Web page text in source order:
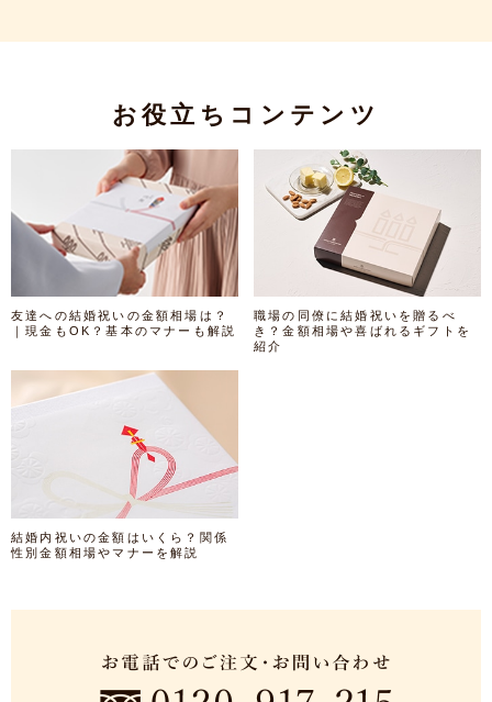
お役立ちコンテンツ
友達への結婚祝いの金額相場は？
｜現金もOK？基本のマナーも解説
職場の同僚に結婚祝いを贈るべ
き？金額相場や喜ばれるギフトを
紹介
結婚内祝いの金額はいくら？関係
性別金額相場やマナーを解説